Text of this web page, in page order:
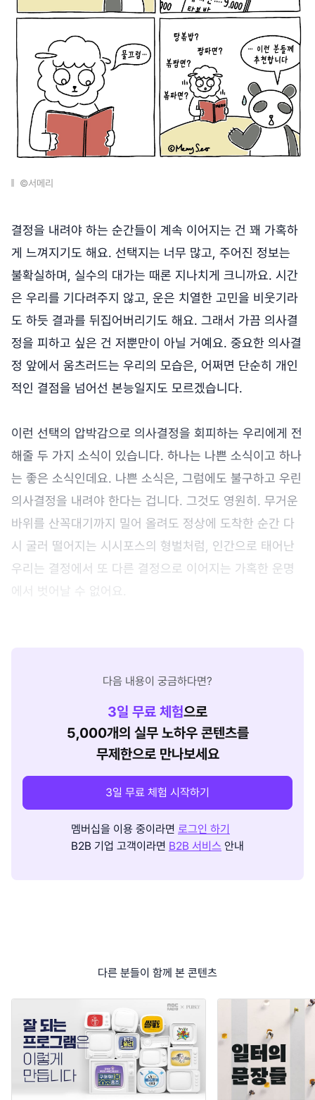
©서메리
결정을 내려야 하는 순간들이 계속 이어지는 건 꽤 가혹하
게 느껴지기도 해요. 선택지는 너무 많고, 주어진 정보는
불확실하며, 실수의 대가는 때론 지나치게 크니까요. 시간
은 우리를 기다려주지 않고, 운은 치열한 고민을 비웃기라
도 하듯 결과를 뒤집어버리기도 해요. 그래서 가끔 의사결
정을 피하고 싶은 건 저뿐만이 아닐 거예요. 중요한 의사결
정 앞에서 움츠러드는 우리의 모습은, 어쩌면 단순히 개인
적인 결점을 넘어선 본능일지도 모르겠습니다.
이런 선택의 압박감으로 의사결정을 회피하는 우리에게 전
해줄 두 가지 소식이 있습니다. 하나는 나쁜 소식이고 하나
는 좋은 소식인데요. 나쁜 소식은, 그럼에도 불구하고 우린
의사결정을 내려야 한다는 겁니다. 그것도 영원히. 무거운
바위를 산꼭대기까지 밀어 올려도 정상에 도착한 순간 다
시 굴러 떨어지는 시시포스의 형벌처럼, 인간으로 태어난
우리는 결정에서 또 다른 결정으로 이어지는 가혹한 운명
에서 벗어날 수 없어요.
다음 내용이 궁금하다면?
3일 무료 체험으로
5,000개의 실무 노하우 콘텐츠를
무제한으로 만나보세요
3일 무료 체험 시작하기
멤버십을 이용 중이라면 로그인 하기
B2B 기업 고객이라면 B2B 서비스 안내
다른 분들이 함께 본 콘텐츠